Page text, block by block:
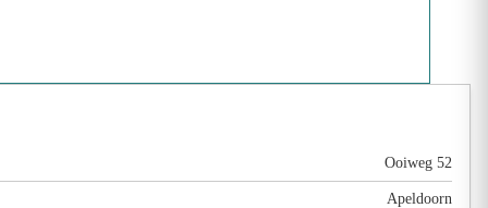
Ooiweg 52
Apeldoorn